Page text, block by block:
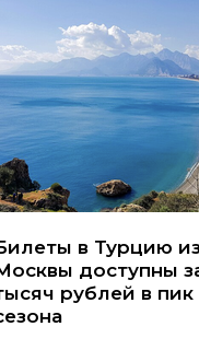
в Турцию из
доступны
рублей в пик